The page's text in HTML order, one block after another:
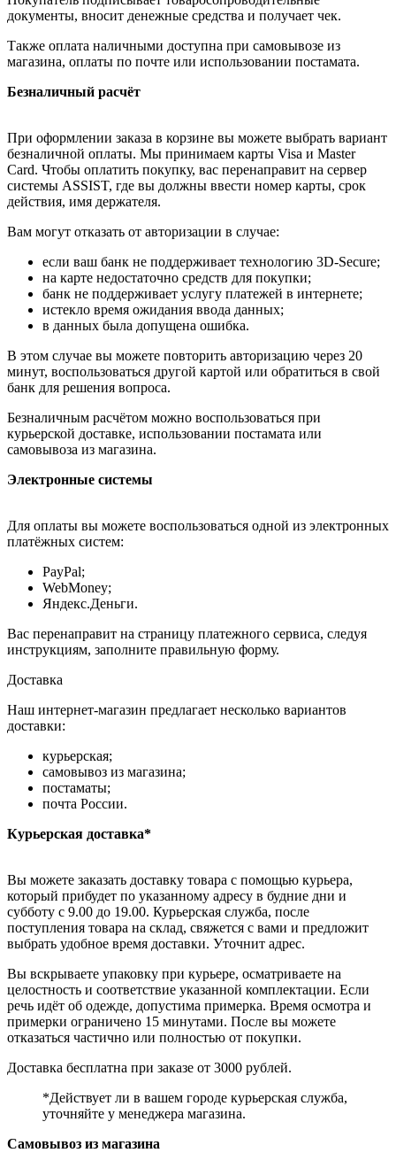
документы, вносит денежные средства и получает чек.
Также оплата наличными доступна при самовывозе из
магазина, оплаты по почте или использовании постамата.
Безналичный расчёт
При оформлении заказа в корзине вы можете выбрать вариант
безналичной оплаты. Мы принимаем карты Visa и Master
Card. Чтобы оплатить покупку, вас перенаправит на сервер
системы ASSIST, где вы должны ввести номер карты, срок
действия, имя держателя.
Вам могут отказать от авторизации в случае:
если ваш банк не поддерживает технологию 3D-Secure;
на карте недостаточно средств для покупки;
банк не поддерживает услугу платежей в интернете;
истекло время ожидания ввода данных;
в данных была допущена ошибка.
В этом случае вы можете повторить авторизацию через 20
минут, воспользоваться другой картой или обратиться в свой
банк для решения вопроса.
Безналичным расчётом можно воспользоваться при
курьерской доставке, использовании постамата или
самовывоза из магазина.
Электронные системы
Для оплаты вы можете воспользоваться одной из электронных
платёжных систем:
PayPal;
WebMoney;
Яндекс.Деньги.
Вас перенаправит на страницу платежного сервиса, следуя
инструкциям, заполните правильную форму.
Доставка
Наш интернет-магазин предлагает несколько вариантов
доставки:
курьерская;
самовывоз из магазина;
постаматы;
почта России.
Курьерская доставка*
Вы можете заказать доставку товара с помощью курьера,
который прибудет по указанному адресу в будние дни и
субботу с 9.00 до 19.00. Курьерская служба, после
поступления товара на склад, свяжется с вами и предложит
выбрать удобное время доставки. Уточнит адрес.
Вы вскрываете упаковку при курьере, осматриваете на
целостность и соответствие указанной комплектации. Если
речь идёт об одежде, допустима примерка. Время осмотра и
примерки ограничено 15 минутами. После вы можете
отказаться частично или полностью от покупки.
Доставка бесплатна при заказе от 3000 рублей.
*Действует ли в вашем городе курьерская служба,
уточняйте у менеджера магазина.
Самовывоз из магазина